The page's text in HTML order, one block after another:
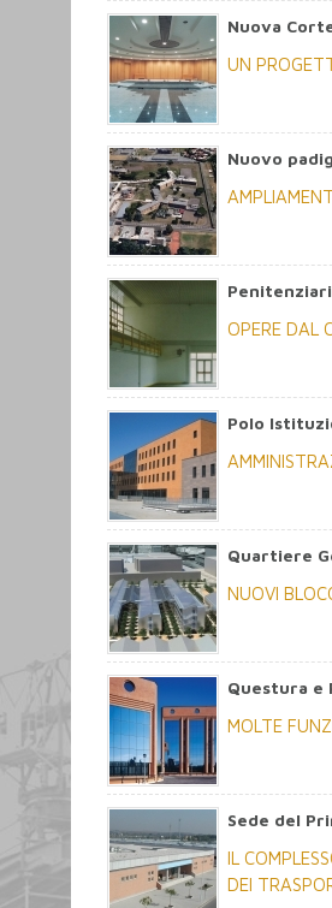
Nuova
UN
Nuovo
Penitenziari
OPERE DAL
Polo
Quartiere
NUOVI
Questura e
MOLTE
Sede del
IL
DEI